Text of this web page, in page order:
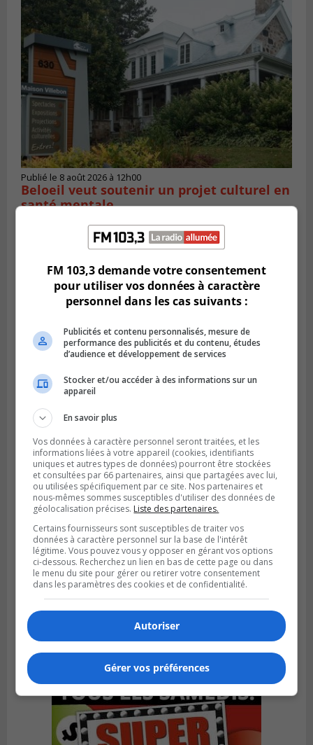
Publié le 8 août 2026 à 12h00
Beloeil veut soutenir un projet culturel en
santé mentale
SAINT-LAMBERT
De la fibrose kystique à l’Ironman : le
parcours inspirant d’Emma Fontaine
Publié le 4 août 2026 à 13h18
Des fromages de la Laiterie Coaticook
rappelés par l’ACIA
FM 103,3 demande votre consentement
pour utiliser vos données à caractère
personnel dans les cas suivants :
Publicités et contenu personnalisés, mesure de
performance des publicités et du contenu, études
d’audience et développement de services
Stocker et/ou accéder à des informations sur un
appareil
En savoir plus
Vos données à caractère personnel seront traitées, et les
informations liées à votre appareil (cookies, identifiants
uniques et autres types de données) pourront être stockées
et consultées par 66 partenaires, ainsi que partagées avec lui,
ou utilisées spécifiquement par ce site. Nos partenaires et
nous-mêmes sommes susceptibles d'utiliser des données de
géolocalisation précises. Liste des partenaires.
Certains fournisseurs sont susceptibles de traiter vos
données à caractère personnel sur la base de l'intérêt
légitime. Vous pouvez vous y opposer en gérant vos options
ci-dessous. Recherchez un lien en bas de cette page ou dans
le menu du site pour gérer ou retirer votre consentement
dans les paramètres des cookies et de confidentialité.
Autoriser
Gérer vos préférences